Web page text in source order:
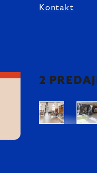
Kontakt
2